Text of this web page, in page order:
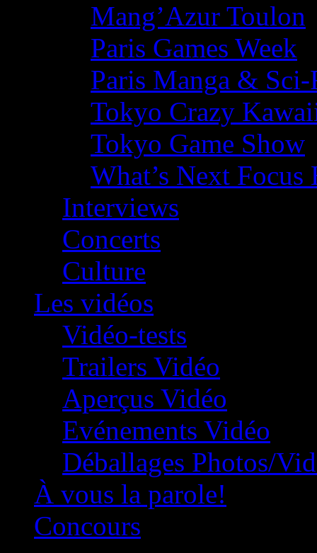
Mang’Azur Toulon
Paris Games Week
Paris Manga &
Tokyo Crazy
Tokyo Game Show
What’s Next
Interviews
Concerts
Culture
Les vidéos
Vidéo-tests
Trailers Vidéo
Aperçus Vidéo
Evénements Vidéo
Déballages Photos/
À vous la parole!
Concours